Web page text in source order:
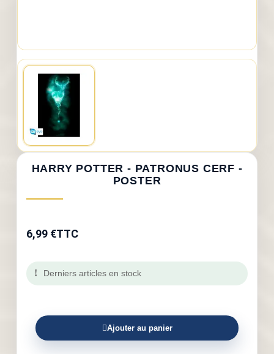
HARRY POTTER - PATRONUS CERF -
POSTER
6,99 €TTC
Derniers articles en stock
Ajouter au panier